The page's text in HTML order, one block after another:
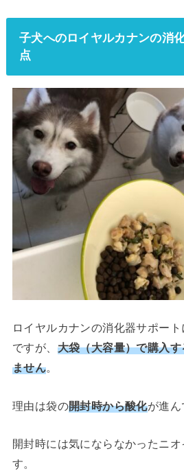
子犬へのロイヤルカナンの消
点
ロイヤルカナンの消化器サポー
ですが、 大袋（大容量）で購入
ません。
理由は袋の開封時から酸化が進ん
開封時には気にならなかったニオ
す。